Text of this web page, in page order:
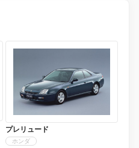
プレリュード
ホンダ